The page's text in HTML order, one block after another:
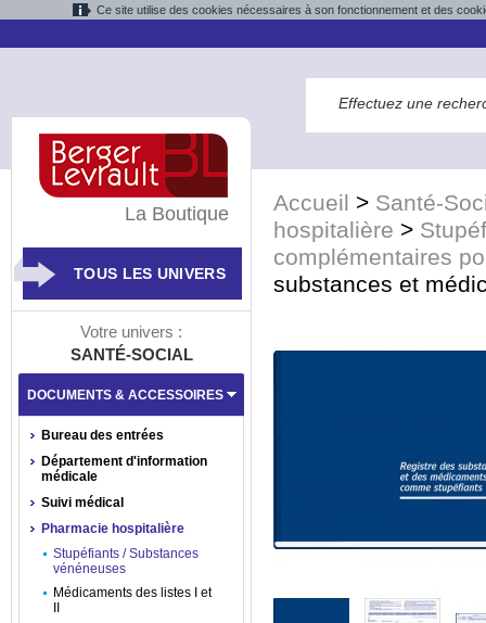
Ce site utilise des cookies nécessaires à son fonctionnement et des
Accueil > Santé-
hospitalière >
complémentaires
substances et
La Boutique
TOUS LES UNIVERS
Votre univers :
SANTÉ-SOCIAL
DOCUMENTS & ACCESSOIRES
Bureau des entrées
Département d'information
médicale
Suivi médical
Pharmacie hospitalière
Stupéfiants / Substances
vénéneuses
Médicaments des listes I et